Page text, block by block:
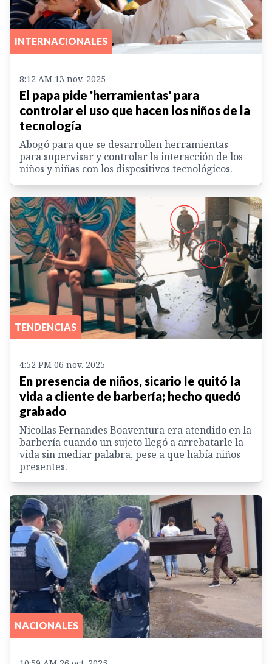
INTERNACIONALES
8:12 AM 13 nov. 2025
El papa pide 'herramientas' para
controlar el uso que hacen los niños de la
tecnología
Abogó para que se desarrollen herramientas
para supervisar y controlar la interacción de los
niños y niñas con los dispositivos tecnológicos.
TENDENCIAS
4:52 PM 06 nov. 2025
En presencia de niños, sicario le quitó la
vida a cliente de barbería; hecho quedó
grabado
Nicollas Fernandes Boaventura era atendido en la
barbería cuando un sujeto llegó a arrebatarle la
vida sin mediar palabra, pese a que había niños
presentes.
NACIONALES